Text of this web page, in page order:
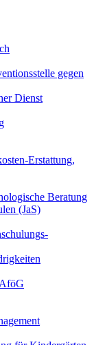
gegen
Dienst
Erstattung,
Beratung
(JaS)